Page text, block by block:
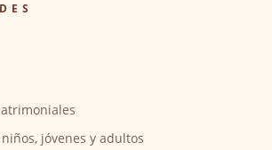
jóvenes y adultos